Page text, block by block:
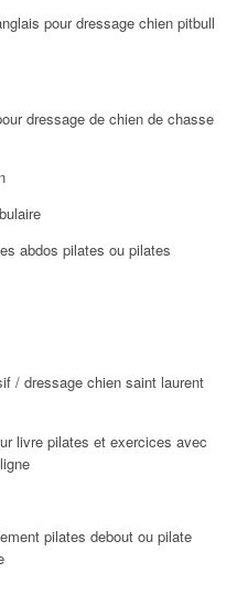
pour dressage chien pitbull
dressage de chien de chasse
abdos pilates ou pilates
/ dressage chien saint laurent
livre pilates et exercices avec
pilates debout ou pilate